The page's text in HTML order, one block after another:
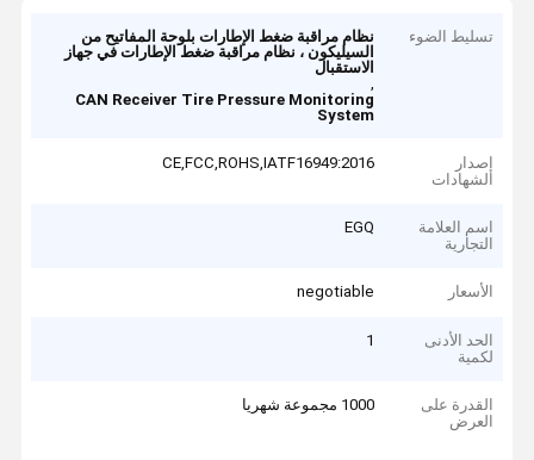
تسليط الضوء
نظام مراقبة ضغط الإطارات بلوحة المفاتيح من
السيليكون ، نظام مراقبة ضغط الإطارات في جهاز
الاستقبال
,
CAN Receiver Tire Pressure Monitoring
System
إصدار
الشهادات
CE,FCC,ROHS,IATF16949:2016
اسم العلامة
التجارية
EGQ
الأسعار negotiable
الحد الأدنى
لكمية
1
القدرة على
العرض
1000 مجموعة شهريا